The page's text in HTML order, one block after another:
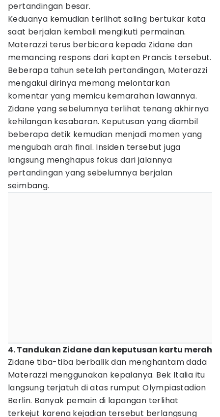
pertandingan besar.
Keduanya kemudian terlihat saling bertukar kata
saat berjalan kembali mengikuti permainan.
Materazzi terus berbicara kepada Zidane dan
memancing respons dari kapten Prancis tersebut.
Beberapa tahun setelah pertandingan, Materazzi
mengakui dirinya memang melontarkan
komentar yang memicu kemarahan lawannya.
Zidane yang sebelumnya terlihat tenang akhirnya
kehilangan kesabaran. Keputusan yang diambil
beberapa detik kemudian menjadi momen yang
mengubah arah final. Insiden tersebut juga
langsung menghapus fokus dari jalannya
pertandingan yang sebelumnya berjalan
seimbang.
4. Tandukan Zidane dan keputusan kartu merah
Zidane tiba-tiba berbalik dan menghantam dada
Materazzi menggunakan kepalanya. Bek Italia itu
langsung terjatuh di atas rumput Olympiastadion
Berlin. Banyak pemain di lapangan terlihat
terkejut karena kejadian tersebut berlangsung